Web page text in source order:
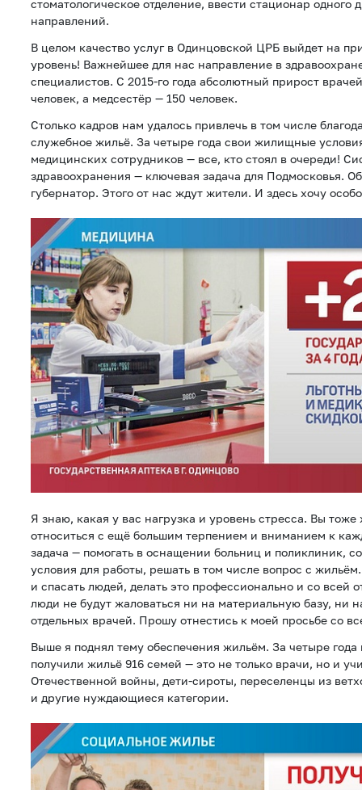
стоматологическое отделение, ввести стационар одного
направлений.
В целом качество услуг в Одинцовской ЦРБ выйдет на
уровень! Важнейшее для нас направление в
специалистов. С 2015-го года абсолютный прирост
человек, а медсестёр — 150 человек.
Столько кадров нам удалось привлечь в том числе
служебное жильё. За четыре года свои жилищные
медицинских сотрудников — все, кто стоял в очереди!
здравоохранения — ключевая задача для Подмосковья.
губернатор. Этого от нас ждут жители. И здесь хочу
Я знаю, какая у вас нагрузка и уровень стресса. Вы
относиться с ещё большим терпением и вниманием к
задача — помогать в оснащении больниц и поликлиник,
условия для работы, решать в том числе вопрос с
и спасать людей, делать это профессионально и со всей
люди не будут жаловаться ни на материальную базу, ни
отдельных врачей. Прошу отнестись к моей просьбе со
Выше я поднял тему обеспечения жильём. За четыре
получили жильё 916 семей — это не только врачи, но и
Отечественной войны, дети-сироты, переселенцы из
и другие нуждающиеся категории.